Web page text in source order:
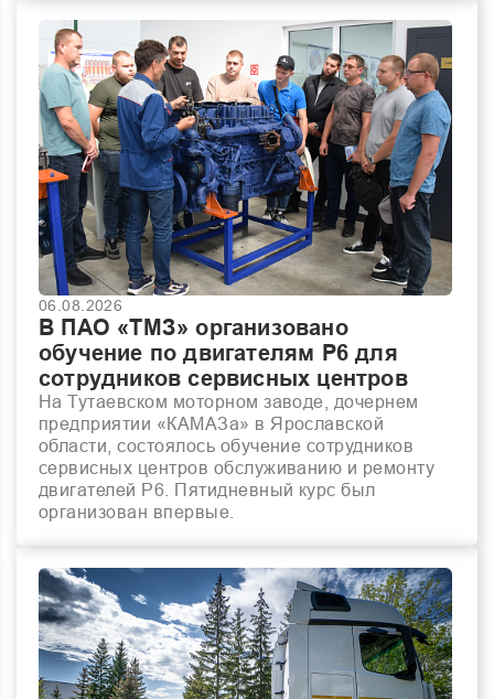
06.08.2026
В ПАО «ТМЗ» организовано
обучение по двигателям Р6 для
сотрудников сервисных центров
На Тутаевском моторном заводе, дочернем
предприятии «КАМАЗа» в Ярославской
области, состоялось обучение сотрудников
сервисных центров обслуживанию и ремонту
двигателей Р6. Пятидневный курс был
организован впервые.